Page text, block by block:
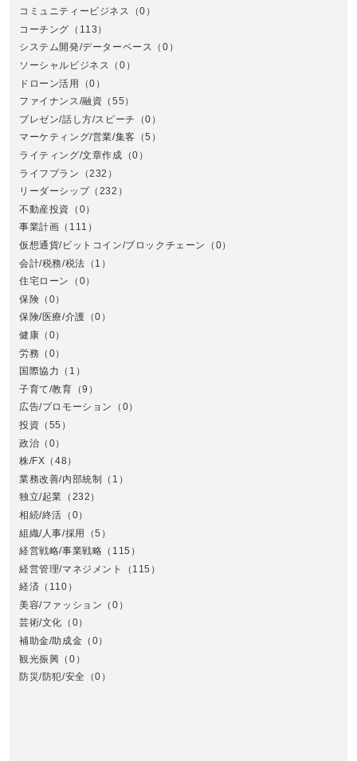
コミュニティービジネス
（0）
コーチング （113）
システム開発/データーベース （0）
ソーシャルビジネス （0）
ドローン活用
（0）
ファイナンス/融資 （55）
プレゼン/話し方/スピーチ
（0）
マーケティング/営業/集客 （5）
ライティング/文章作成 （0）
ライフプラン
（232）
リーダーシップ（232）
不動産投資 （0）
事業計画 （111）
仮想通貨/ビットコイン/ブロックチェーン
（0）
会計/税務/税法 （1）
住宅ローン
（0）
保険 （0）
保険/医療/介護 （0）
健康 （0）
労務 （0）
国際協力 （1）
子育て/教育 （9）
広告/プロモーション
（0）
投資 （55）
政治 （0）
株/FX （48）
業務改善/内部統制 （1）
独立/起業 （232）
相続/終活 （0）
組織/人事/採用
（5）
経営戦略/事業戦略 （115）
経営管理/マネジメント
（115）
経済 （110）
美容/ファッション （0）
芸術/文化 （0）
補助金/助成金 （0）
観光振興 （0）
防災/防犯/安全
（0）